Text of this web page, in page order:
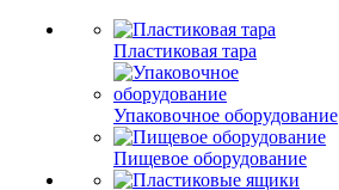
Пластиковая тара
Упаковочное оборудование
Пищевое оборудование